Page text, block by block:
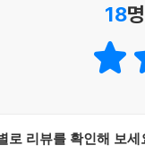
쪽)라는 살인자들
. 이 소설은 액자식
18
로 리뷰를 확인해 보세